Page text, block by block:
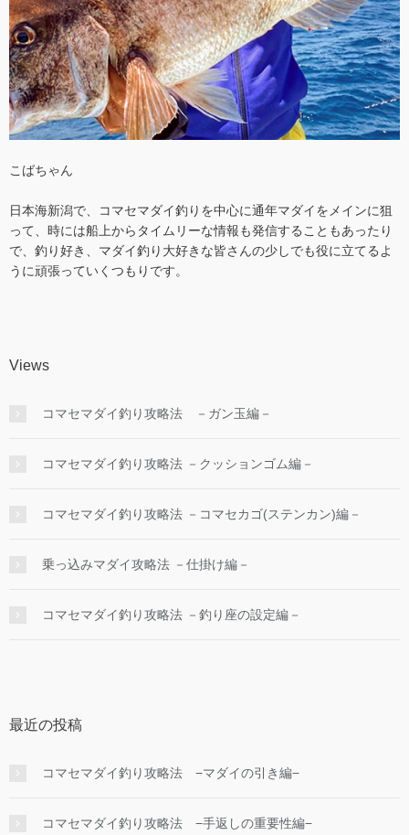
こばちゃん
日本海新潟で、コマセマダイ釣りを中心に通年マダイをメインに狙
って、時には船上からタイムリーな情報も発信することもあったり
で、釣り好き、マダイ釣り大好きな皆さんの少しでも役に立てるよ
うに頑張っていくつもりです。
Views
コマセマダイ釣り攻略法 －ガン玉編－
コマセマダイ釣り攻略法 －クッションゴム編－
コマセマダイ釣り攻略法 －コマセカゴ(ステンカン)編－
乗っ込みマダイ攻略法 －仕掛け編－
コマセマダイ釣り攻略法 －釣り座の設定編－
最近の投稿
コマセマダイ釣り攻略法 −マダイの引き編−
コマセマダイ釣り攻略法 −手返しの重要性編−